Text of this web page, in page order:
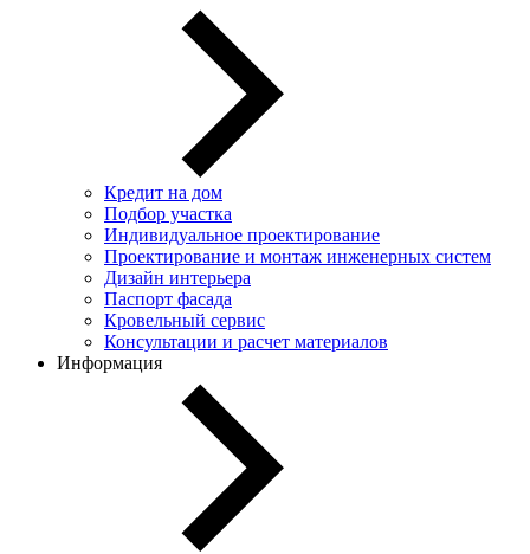
Кредит на дом
Подбор участка
Индивидуальное проектирование
Проектирование и монтаж инженерных систем
Дизайн интерьера
Паспорт фасада
Кровельный сервис
Консультации и расчет материалов
Информация